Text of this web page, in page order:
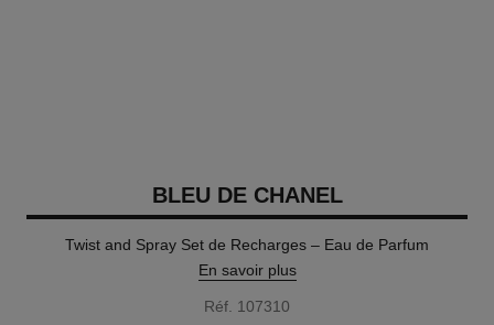
BLEU DE CHANEL
Twist and Spray Set de Recharges – Eau de Parfum
En savoir plus
Réf. 107310